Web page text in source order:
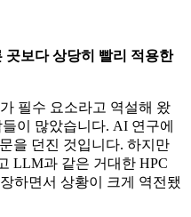
보다 상당히 빨리 적용한
필수 요소라고 역설해 왔
이 많았습니다. AI 연구에
을 던진 것입니다. 하지만
LLM과 같은 거대한 HPC
하면서 상황이 크게 역전됐